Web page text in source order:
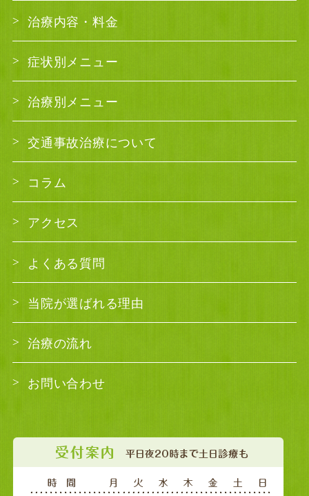
治療内容・料金
症状別メニュー
治療別メニュー
交通事故治療について
コラム
アクセス
よくある質問
当院が選ばれる理由
治療の流れ
お問い合わせ